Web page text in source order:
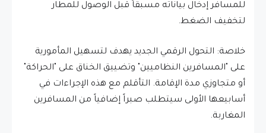
للمسافر إدخال بياناته مسبقاً قبل الوصول للمطار
لتخفيف الضغط.
​خلاصة: التحول الرقمي الجديد يهدف لتسهيل المأمورية
على "المسافرين النظاميين" وتضييق الخناق على "الحراكة"
أو متجاوزي مدة الإقامة. التأقلم مع هذه الإجراءات في
أسابيعها الأولى سيتطلب صبراً إضافياً من المسافرين
المغاربة.